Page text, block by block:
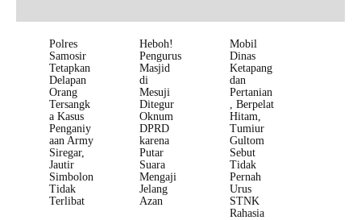
Polres
Samosir
Tetapkan
Delapan
Orang
Tersangk
a Kasus
Penganiy
aan Army
Siregar,
Jautir
Simbolon
Tidak
Terlibat
Heboh!
Pengurus
Masjid
di
Mesuji
Ditegur
Oknum
DPRD
karena
Putar
Suara
Mengaji
Jelang
Azan
Mobil
Dinas
Ketapang
dan
Pertanian
, Berpelat
Hitam,
Tumiur
Gultom
Sebut
Tidak
Pernah
Urus
STNK
Rahasia